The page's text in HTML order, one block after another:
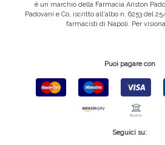
è un marchio della Farmacia Ariston
Padovani e Co, iscritto all'albo n. 6253 del
farmacisti di Napoli. Per
Puoi pagare con
Seguici su: